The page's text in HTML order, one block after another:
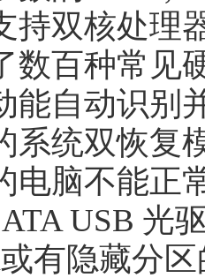
持双核处理
数百种常见
能自动识别
系统双恢复
电脑不能正
USB 光
有隐藏分